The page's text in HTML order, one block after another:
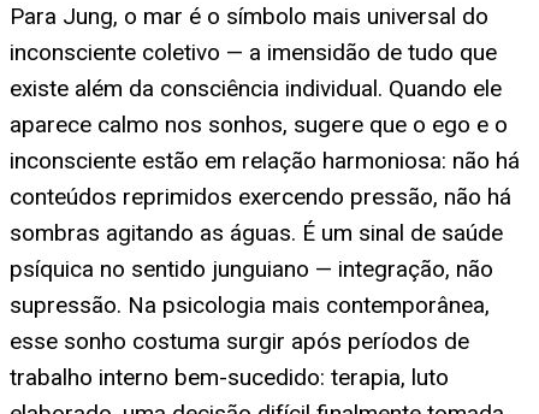
Para Jung, o mar é o símbolo mais universal do
inconsciente coletivo — a imensidão de tudo que
existe além da consciência individual. Quando ele
aparece calmo nos sonhos, sugere que o ego e o
inconsciente estão em relação harmoniosa: não há
conteúdos reprimidos exercendo pressão, não há
sombras agitando as águas. É um sinal de saúde
psíquica no sentido junguiano — integração, não
supressão. Na psicologia mais contemporânea,
esse sonho costuma surgir após períodos de
trabalho interno bem-sucedido: terapia, luto